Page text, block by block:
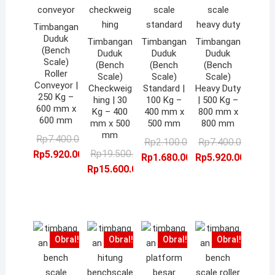
Timbangan
Duduk
(Bench
Scale)
Roller
Conveyor |
250 Kg –
600 mm x
600 mm
Rp7.400.000,00Harga
aslinya
adalah:
Rp5.920.000,00
Harga
saat
ini
Timbangan
Duduk
(Bench
Scale)
Checkweig
hing | 30
Kg – 400
mm x 500
mm
Rp19.500.000,00Harga
Rp15.600.000,00
Harga
Timbangan
Duduk
(Bench
Scale)
Standard |
100 Kg –
400 mm x
500 mm
Rp2.100.000,00Harga
aslinya
Rp1.680.000,00
Harga
saat
Timbangan
Duduk
(Bench
Scale)
Heavy Duty
| 500 Kg –
800 mm x
800 mm
Rp7.400.000,00
Rp5.920.000,00
Obral! Obral! Obral! Obral!